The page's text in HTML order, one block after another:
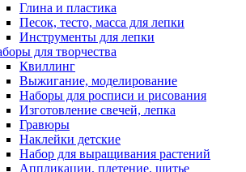
Глина и пластика
Песок, тесто, масса для лепки
Инструменты для лепки
для творчества
Квиллинг
Выжигание, моделирование
Наборы для росписи и рисования
Изготовление свечей, лепка
Гравюры
Наклейки детские
Набор для выращивания растений
Аппликации, плетение, шитье